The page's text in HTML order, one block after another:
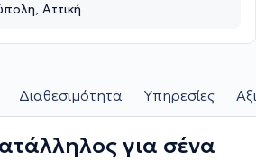
Αττική
Διαθεσιμότητα Υπηρεσίες
για σένα